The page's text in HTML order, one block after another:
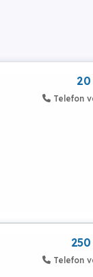
20
Telefon
250
Telefon